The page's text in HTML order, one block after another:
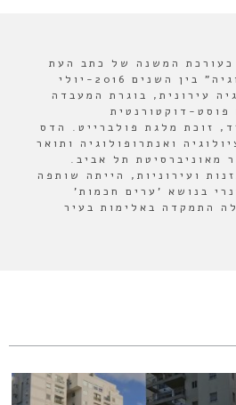
כעורכת המשנה של כתב העת
והפודקסט "אורבנולוגיה" בין השנים 2016-יולי
עירונית, בוגרת המעבדה
פוסט-דוקטורנטית
זוכת מלגת פולברייט. הדס
ואנתרופולוגיה ותואר
מאוניברסיטת תל אביב.
ועירוניות, הייתה שותפה
בנושא 'ערים חכמות'
התמקדה באלימות בעיר